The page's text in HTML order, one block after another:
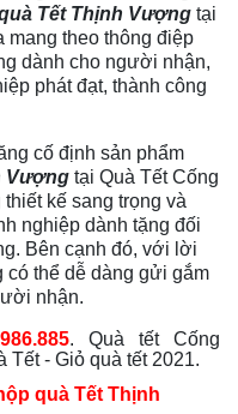
Tết Thịnh Vượng tại
mang theo thông điệp
dành cho người nhận,
phát đạt, thành công
cố định sản phẩm
Vượng tại Quà Tết Cống
kế sang trọng và
nghiệp dành tặng đối
Bên cạnh đó, với lời
thể dễ dàng gửi gắm
nhận.
. Quà tết Cống
Tết - Giỏ quà tết 2021.
quà Tết Thịnh